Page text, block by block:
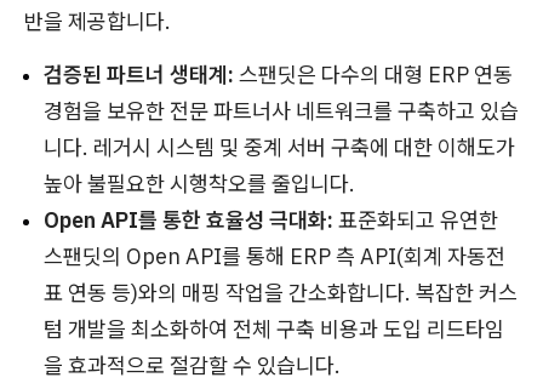
반을 제공합니다.
검증된 파트너 생태계: 스팬딧은 다수의 대형 ERP 연동
경험을 보유한 전문 파트너사 네트워크를 구축하고 있습
니다. 레거시 시스템 및 중계 서버 구축에 대한 이해도가
높아 불필요한 시행착오를 줄입니다.
Open API를 통한 효율성 극대화: 표준화되고 유연한
스팬딧의 Open API를 통해 ERP 측 API(회계 자동전
표 연동 등)와의 매핑 작업을 간소화합니다. 복잡한 커스
텀 개발을 최소화하여 전체 구축 비용과 도입 리드타임
을 효과적으로 절감할 수 있습니다.